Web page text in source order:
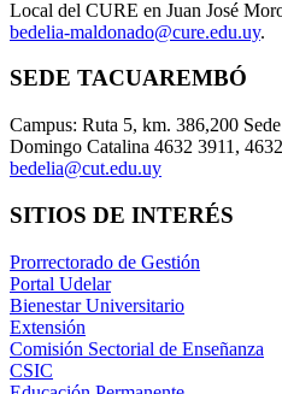
Local del CURE en Juan José
bedelia-maldonado@cure.edu.uy.
SEDE TACUAREMBÓ
Campus: Ruta 5, km. 386,200
Domingo Catalina 4632 3911,
bedelia@cut.edu.uy
SITIOS DE INTERÉS
Prorrectorado de Gestión
Portal Udelar
Bienestar Universitario
Extensión
Comisión Sectorial de Enseñanza
CSIC